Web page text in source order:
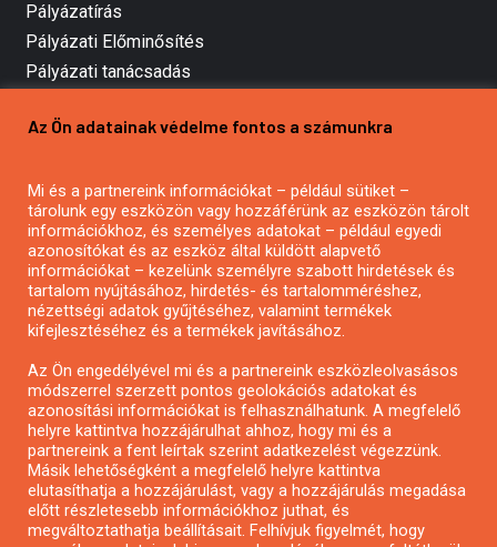
Pályázatírás
Pályázati Előminősítés
Pályázati tanácsadás
Mezőgazdasági pályázatírás
Pályázatírás civil szervezeteknek
Pályázatírás önkormányzatoknak
Pályázatfigyelés
Specifikus pályázatfigyelés vagy hírlevél
Pályázatok magánszemélyeknek
Pályázatok civil szervezeteknek
Pályázatok vállalkozásoknak
Önkormányzati pályázatok
Az Ön adatainak védelme fontos a számunkra
Mi és a partnereink információkat – például sütiket –
tárolunk egy eszközön vagy hozzáférünk az eszközön tárolt
információkhoz, és személyes adatokat – például egyedi
azonosítókat és az eszköz által küldött alapvető
információkat – kezelünk személyre szabott hirdetések és
tartalom nyújtásához, hirdetés- és tartalomméréshez,
nézettségi adatok gyűjtéséhez, valamint termékek
kifejlesztéséhez és a termékek javításához.
Az Ön engedélyével mi és a partnereink eszközleolvasásos
módszerrel szerzett pontos geolokációs adatokat és
azonosítási információkat is felhasználhatunk. A megfelelő
helyre kattintva hozzájárulhat ahhoz, hogy mi és a
partnereink a fent leírtak szerint adatkezelést végezzünk.
Másik lehetőségként a megfelelő helyre kattintva
elutasíthatja a hozzájárulást, vagy a hozzájárulás megadása
előtt részletesebb információkhoz juthat, és
megváltoztathatja beállításait. Felhívjuk figyelmét, hogy